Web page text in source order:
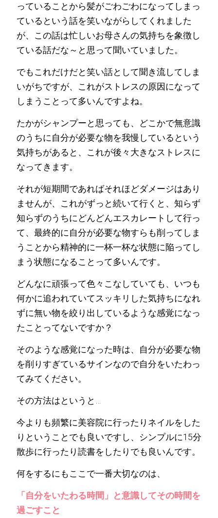
っていることから髪がごわごわになってしまっ
ているという話を笑いながらしてくれました
が、この話は忙しいお母さんの気持ちを象徴し
ている話だな～と思って聞いていました。
でもこれだけだと笑い話として聞き流してしま
いがちですが、これがストレスの原因になって
しまうことって多いんですよね。
たかがシャンプーと思っても、どこかで無意識
のうちに自分が必要な物を我慢しているという
気持ちがあると、これが後々大きなストレスに
なってきます。
それが短期間であればそれほどダメージはあり
ませんが、これがずっと続いて行くと、知らず
知らずのうちにどんどんエスカレートして行っ
て、最終的に自分が必要な物すらも削ってしま
うことから精神的に一杯一杯な状態に陥ってし
まう状態になることって多いんです。
どんなに頑張って色々こなしていても、いつも
何かに追われていてスッキリした気持ちになれ
ずに無い物を絞り出しているような感覚になっ
たことってないですか？
そのような感覚になった時は、自分が必要な物
を削りすぎているサインなので自分をいたわっ
てみてください。
その方法はというと…
今よりも頻繁に美容院に行ったりネイルをした
りということでも良いですし、シンプルに15分
散歩に行ったり読書をしたりでも良いんです。
何をするにもここで一番大切なのは、
「自分をいたわる時間」と意識してその時間を
過ごすこと